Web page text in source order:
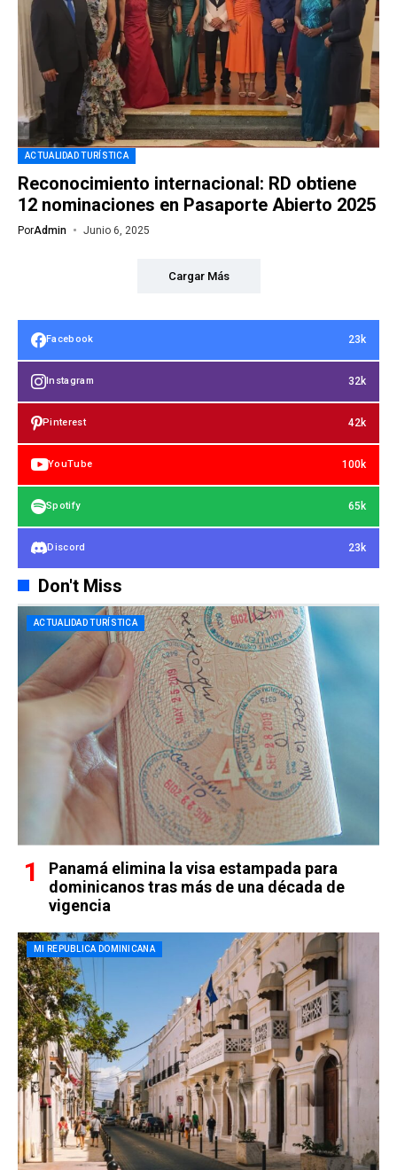
ACTUALIDAD TURÍSTICA
Reconocimiento internacional: RD obtiene
12 nominaciones en Pasaporte Abierto 2025
PorAdmin Junio 6, 2025
Cargar Más
Facebook 23k
Instagram 32k
Pinterest 42k
YouTube 100k
Spotify 65k
Discord 23k
Don't Miss
ACTUALIDAD TURÍSTICA
Panamá elimina la visa estampada para
dominicanos tras más de una década de
vigencia
MI REPUBLICA DOMINICANA